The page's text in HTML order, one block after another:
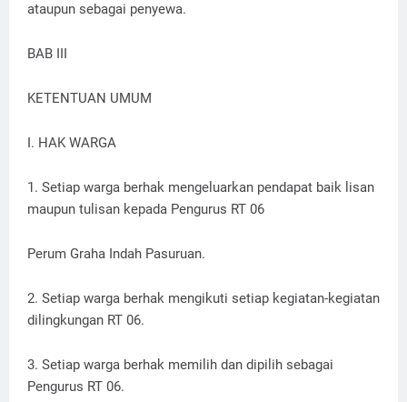
ataupun sebagai penyewa.
BAB III
KETENTUAN UMUM
I. HAK WARGA
1. Setiap warga berhak mengeluarkan pendapat baik lisan
maupun tulisan kepada Pengurus RT 06
Perum Graha Indah Pasuruan.
2. Setiap warga berhak mengikuti setiap kegiatan-kegiatan
dilingkungan RT 06.
3. Setiap warga berhak memilih dan dipilih sebagai
Pengurus RT 06.